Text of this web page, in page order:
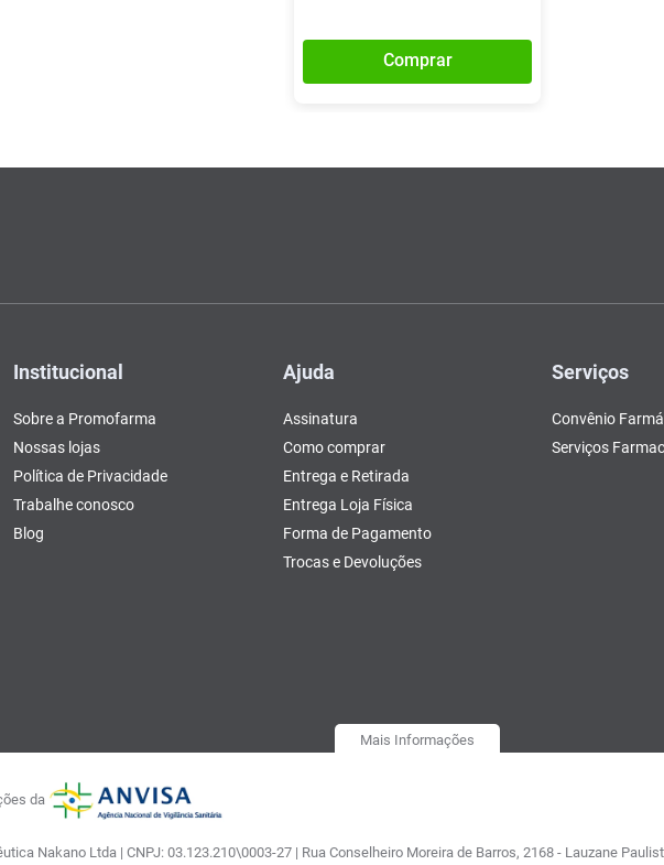
Comprar
Institucional
Sobre a Promofarma
Nossas lojas
Política de Privacidade
Trabalhe conosco
Blog
Ajuda
Assinatura
Como comprar
Entrega e Retirada
Entrega Loja Física
Forma de Pagamento
Trocas e Devoluções
Serviços
Convênio
Serviços
Mais Informações
da
Nakano Ltda | CNPJ: 03.123.210\0003-27 | Rua Conselheiro Moreira de Barros, 2168 - Lauzane